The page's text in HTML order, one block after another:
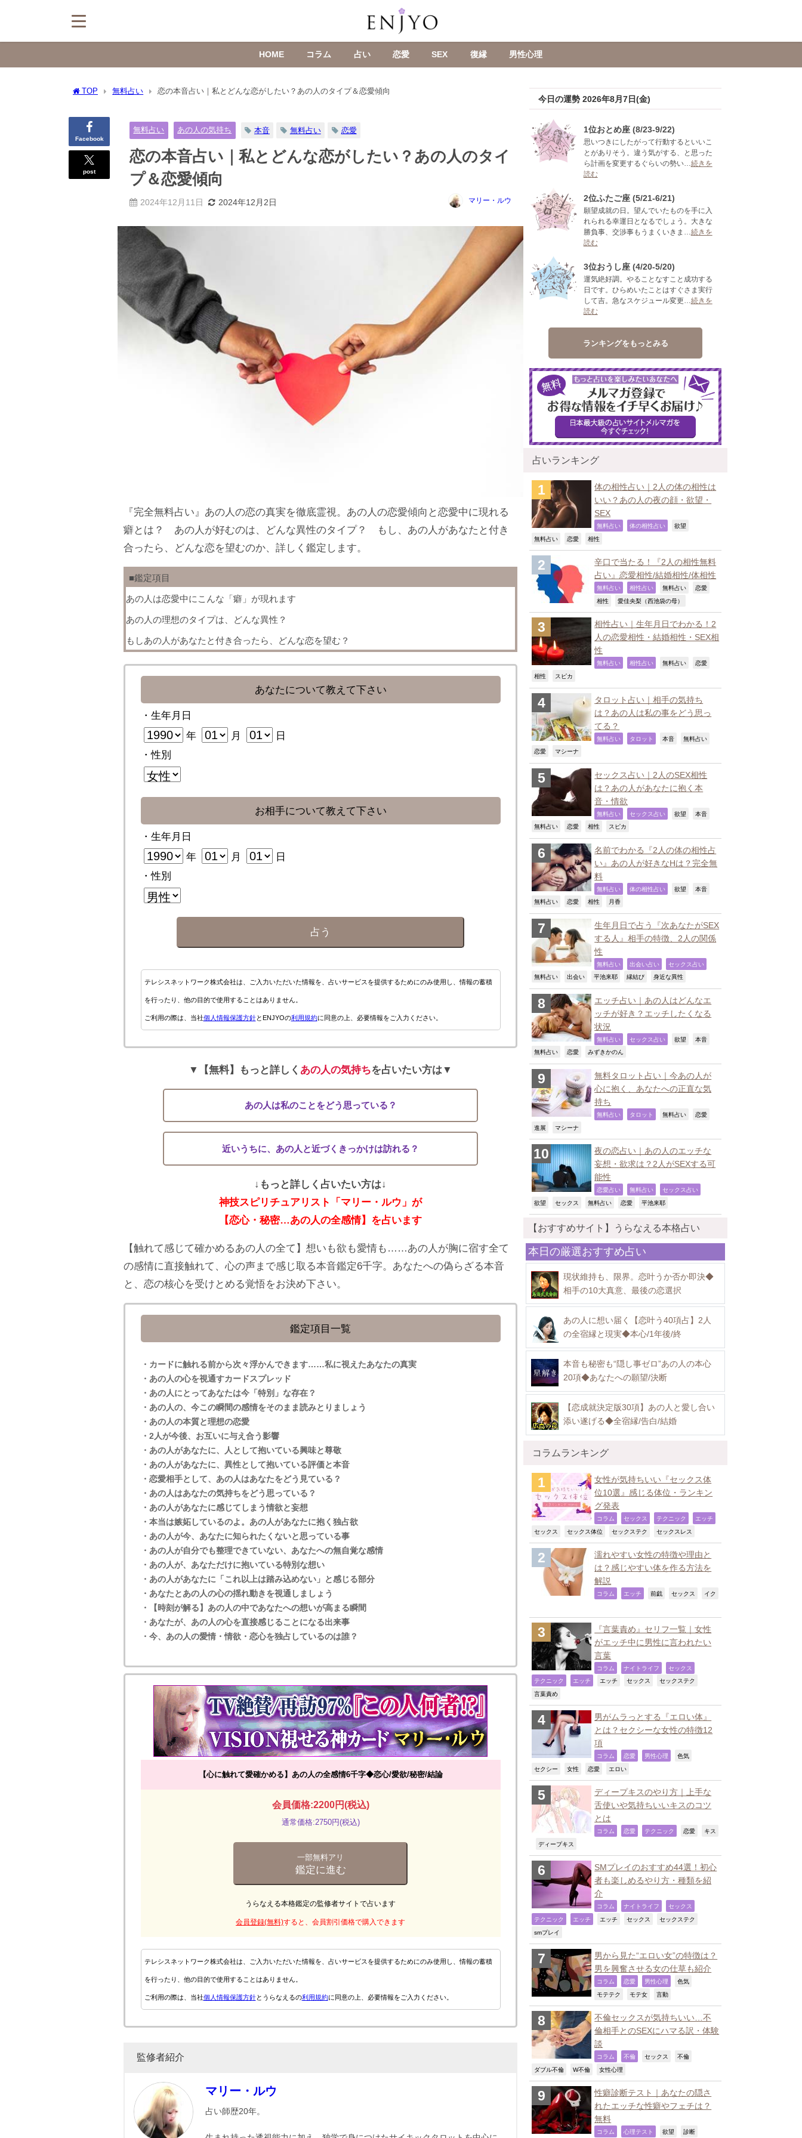
HOME コラム 占い 恋愛 SEX 復縁 男性心理
TOP 無料占い 恋の本音占い｜私とどんな恋がしたい？あの人のタイプ＆恋愛傾向
Facebook
post
無料占い あの人の気持ち 本音 無料占い 恋愛
恋の本音占い｜私とどんな恋がしたい？あの人のタイ
プ＆恋愛傾向
2024年12月11日 2024年12月2日 マリー・ルウ
『完全無料占い』あの人の恋の真実を徹底霊視。あの人の恋愛傾向と恋愛中に現れる
癖とは？ あの人が好むのは、どんな異性のタイプ？ もし、あの人があなたと付き
合ったら、どんな恋を望むのか、詳しく鑑定します。
■鑑定項目
あの人は恋愛中にこんな「癖」が現れます
あの人の理想のタイプは、どんな異性？
もしあの人があなたと付き合ったら、どんな恋を望む？
あなたについて教えて下さい
・生年月日
年 月
日
・性別
お相手について教えて下さい
・生年月日
年 月
日
・性別
占う
テレシスネットワーク株式会社は、ご入力いただいた情報を、占いサービスを提供するためにのみ使用し、情報の蓄積
を行ったり、他の目的で使用することはありません。
ご利用の際は、当社個人情報保護方針とENJYOの利用規約に同意の上、必要情報をご入力ください。
▼【無料】もっと詳しく あの人の気持ちを占いたい方は▼
あの人は私のことをどう思っている？
近いうちに、あの人と近づくきっかけは訪れる？
↓もっと詳しく占いたい方は↓
神技スピリチュアリスト「マリー・ルウ」が
【恋心・秘密…あの人の全感情】を占います
【触れて感じて確かめるあの人の全て】想いも欲も愛情も……あの人が胸に宿す全て
の感情に直接触れて、心の声まで感じ取る本音鑑定6千字。あなたへの偽らざる本音
と、恋の核心を受けとめる覚悟をお決め下さい。
鑑定項目一覧
・カードに触れる前から次々浮かんできます……私に視えたあなたの真実
・あの人の心を視通すカードスプレッド
・あの人にとってあなたは今「特別」な存在？
・あの人の、今この瞬間の感情をそのまま読みとりましょう
・あの人の本質と理想の恋愛
・2人が今後、お互いに与え合う影響
・あの人があなたに、人として抱いている興味と尊敬
・あの人があなたに、異性として抱いている評価と本音
・恋愛相手として、あの人はあなたをどう見ている？
・あの人はあなたの気持ちをどう思っている？
・あの人があなたに感じてしまう情欲と妄想
・本当は嫉妬しているのよ。あの人があなたに抱く独占欲
・あの人が今、あなたに知られたくないと思っている事
・あの人が自分でも整理できていない、あなたへの無自覚な感情
・あの人が、あなただけに抱いている特別な想い
・あの人があなたに「これ以上は踏み込めない」と感じる部分
・あなたとあの人の心の揺れ動きを視通しましょう
・【時刻が解る】あの人の中であなたへの想いが高まる瞬間
・あなたが、あの人の心を直接感じることになる出来事
・今、あの人の愛情・情欲・恋心を独占しているのは誰？
【心に触れて愛確かめる】あの人の全感情6千字◆恋心/愛欲/秘密/結論
会員価格:2200円(税込)
通常価格:2750円(税込)
一部無料アリ
鑑定に進む
うらなえる本格鑑定の監修者サイトで占います
会員登録(無料)すると、会員割引価格で購入できます
テレシスネットワーク株式会社は、ご入力いただいた情報を、占いサービスを提供するためにのみ使用し、情報の蓄積
を行ったり、他の目的で使用することはありません。
ご利用の際は、当社個人情報保護方針とうらなえるの利用規約に同意の上、必要情報をご入力ください。
監修者紹介
マリー・ルウ
占い師歴20年。
今日の運勢 2026年8月7日(金)
1位おとめ座 (8/23-9/22)
思いつきにしたがって行動するといいこ
とがありそう。違う気がする、と思った
ら計画を変更するぐらいの勢い… 続きを
読む
2位ふたご座 (5/21-6/21)
願望成就の日。望んでいたものを手に入
れられる幸運日となるでしょう。大きな
勝負事、交渉事もうまくいきま… 続きを
読む
3位おうし座 (4/20-5/20)
運気絶好調。やることなすこと成功する
日です。ひらめいたことはすぐさま実行
して吉。急なスケジュール変更… 続きを
読む
ランキングをもっとみる
占いランキング
体の相性占い｜2人の体の相性は
いい？あの人の夜の顔・欲望・
SEX
無料占い 体の相性占い 欲望
無料占い 恋愛 相性
辛口で当たる！『2人の相性無料
占い』恋愛相性/結婚相性/体相性
無料占い 相性占い 無料占い 恋愛
相性 愛佳央梨（西池袋の母）
相性占い｜生年月日でわかる！2
人の恋愛相性・結婚相性・SEX相
性
無料占い 相性占い 無料占い 恋愛
相性 スピカ
タロット占い｜相手の気持ち
は？あの人は私の事をどう思っ
てる？
無料占い タロット 本音 無料占い
恋愛 マシーナ
セックス占い｜2人のSEX相性
は？あの人があなたに抱く本
音・情欲
無料占い セックス占い 欲望 本音
無料占い 恋愛 相性 スピカ
名前でわかる『2人の体の相性占
い』あの人が好きなHは？完全無
料
無料占い 体の相性占い 欲望 本音
無料占い 恋愛 相性 月香
生年月日で占う『次あなたがSEX
する人』相手の特徴、2人の関係
性
無料占い 出会い占い セックス占い
無料占い 出会い 平池来耶 縁結び 身近な異性
エッチ占い｜あの人はどんなエ
ッチが好き？エッチしたくなる
状況
無料占い セックス占い 欲望 本音
無料占い 恋愛 みずきかのん
無料タロット占い｜今あの人が
心に抱く、あなたへの正直な気
持ち
無料占い タロット 無料占い 恋愛
進展 マシーナ
夜の恋占い｜あの人のエッチな
妄想・欲求は？2人がSEXする可
能性
恋愛占い 無料占い セックス占い
欲望 セックス 無料占い 恋愛 平池来耶
【おすすめサイト】うらなえる本格占い
本日の厳選おすすめ占い
現状維持も、限界。恋叶うか否か即決◆
相手の10大真意、最後の恋選択
あの人に想い届く【恋叶う40項占】2人
の全宿縁と現実◆本心/1年後/終
本音も秘密も“隠し事ゼロ”あの人の本心
20項◆あなたへの願望/決断
【恋成就決定版30項】あの人と愛し合い
添い遂げる◆全宿縁/告白/結婚
コラムランキング
女性が気持ちいい『セックス体
位10選』感じる体位・ランキン
グ発表
コラム セックス テクニック エッチ
セックス セックス体位 セックステク セックスレス
濡れやすい女性の特徴や理由と
は？感じやすい体を作る方法を
解説
コラム エッチ 前戯 セックス イク
『言葉責め』セリフ一覧｜女性
がエッチ中に男性に言われたい
言葉
コラム ナイトライフ セックス
テクニック エッチ エッチ セックス セックステク
言葉責め
男がムラっとする『エロい体』
とは？セクシーな女性の特徴12
項
コラム 恋愛 男性心理 色気
セクシー 女性 恋愛 エロい
ディープキスのやり方｜上手な
舌使いや気持ちいいキスのコツ
とは
コラム 恋愛 テクニック 恋愛 キス
ディープキス
SMプレイのおすすめ44選！初心
者も楽しめるやり方・種類を紹
介
コラム ナイトライフ セックス
テクニック エッチ エッチ セックス セックステク
smプレイ
男から見た“エロい女”の特徴は？
男を興奮させる女の仕草も紹介
コラム 恋愛 男性心理 色気
モテテク モテ女 言動
不倫セックスが気持ちいい…不
倫相手とのSEXにハマる訳・体験
談
コラム 不倫 セックス 不倫
ダブル不倫 W不倫 女性心理
性癖診断テスト｜あなたの隠さ
れたエッチな性癖やフェチは？
無料
コラム 心理テスト 欲望 診断